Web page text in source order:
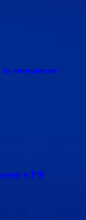
минувшие
в РФ